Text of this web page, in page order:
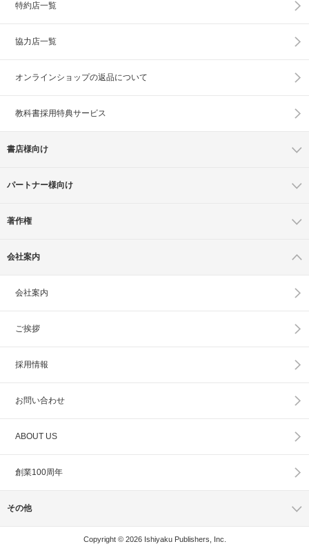
特約店一覧
協力店一覧
オンラインショップの返品について
教科書採用特典サービス
書店様向け
パートナー様向け
著作権
会社案内
会社案内
ご挨拶
採用情報
お問い合わせ
ABOUT US
創業100周年
その他
Copyright © 2026 Ishiyaku Publishers, Inc.